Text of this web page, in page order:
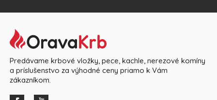
Predávame krbové vložky, pece, kachle, nerezové komíny
a príslušenstvo za výhodné ceny priamo k Vám
zákazníkom.